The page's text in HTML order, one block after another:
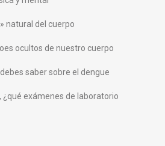
natural del cuerpo
ocultos de nuestro cuerpo
saber sobre el dengue
¿qué exámenes de laboratorio